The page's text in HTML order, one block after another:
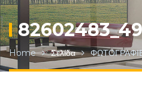
Home Σελίδα